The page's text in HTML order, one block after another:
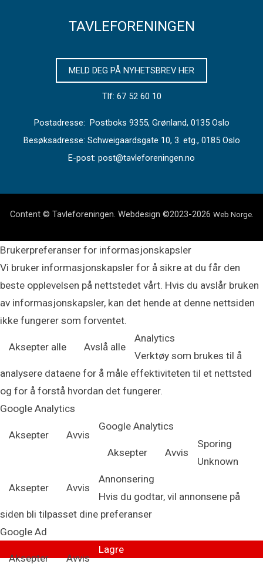
TAVLEFORENINGEN
MELD DEG PÅ NYHETSBREV HER
Tlf: 67 52 60 10
Postadresse: Postboks 9355, Grønland, 0135 Oslo
Besøksadresse: Schweigaardsgate 10, 3. etg., 0185 Oslo
E-post: post@tavleforeningen.no
Content © Tavleforeningen. Webdesign ©2023-2026 Web Norge.
Brukerpreferanser for informasjonskapsler
Vi bruker informasjonskapsler for å sikre at du får den
beste opplevelsen på nettstedet vårt. Hvis du avslår bruken
av informasjonskapsler, kan det hende at denne nettsiden
ikke fungerer som forventet.
Aksepter alle Avslå alle
Analytics
Verktøy som brukes til å
analysere dataene for å måle effektiviteten til et nettsted
og for å forstå hvordan det fungerer.
Google Analytics
Aksepter Avvis
Google Analytics
Aksepter Avvis
Sporing
Unknown
Aksepter Avvis
Annonsering
Hvis du godtar, vil annonsene på
siden bli tilpasset dine preferanser
Google Ad
Aksepter Avvis
Lagre